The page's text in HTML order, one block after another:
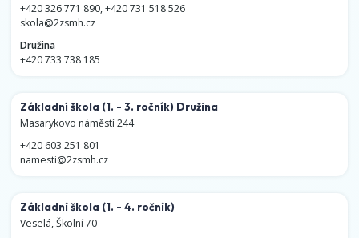
+420 326 771 890,+420 731 518 526
skola@2zsmh.cz
Družina
+420 733 738 185
Základní škola (1. - 3. ročník) Družina
Masarykovo náměstí 244
+420 603 251 801
namesti@2zsmh.cz
Základní škola (1. - 4. ročník)
Veselá, Školní 70